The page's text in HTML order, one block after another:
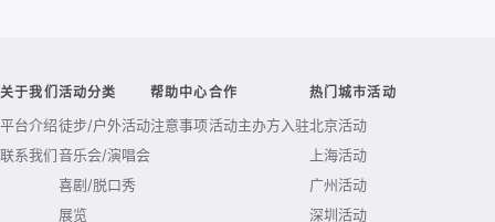
关于我们
平台介绍
联系我们
活动分类
徒步/户外活动
音乐会/演唱会
喜剧/脱口秀
展览
帮助中心
注意事项
合作
活动主办方入驻
热门城市活动
北京活动
上海活动
广州活动
深圳活动